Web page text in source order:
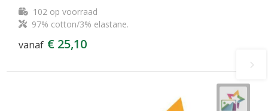
102op voorraad
97% cotton/3% elastane.
vanaf € 25,10